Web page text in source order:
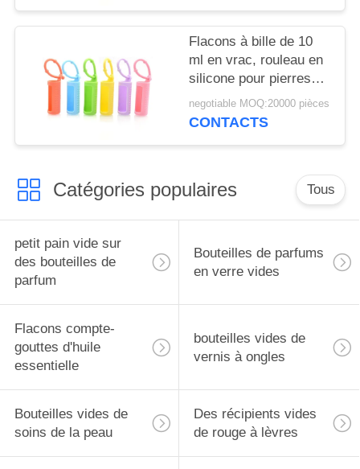
SITE
PRIVACY
POLICY
Flacons à bille de 10
ml en vrac, rouleau en
silicone pour pierres
précieuses, support
pour flacons roll-on de
protection de voyage
negotiable MOQ:20000 pièces
CONTACTS
Catégories populaires Tous
petit pain vide sur
des bouteilles de
parfum
Bouteilles de parfums
en verre vides
Flacons compte-
gouttes d'huile
essentielle
bouteilles vides de
vernis à ongles
Bouteilles vides de
soins de la peau
Des récipients vides
de rouge à lèvres